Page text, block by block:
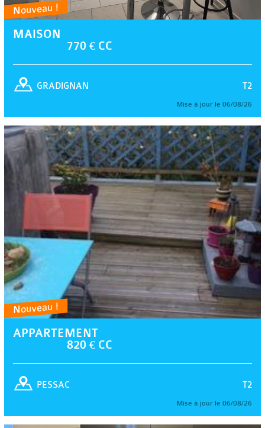
Nouveau !
MAISON
770 € CC
T2
GRADIGNAN
Mise à jour le 06/08/26
Nouveau !
APPARTEMENT
820 € CC
T2
PESSAC
Mise à jour le 06/08/26